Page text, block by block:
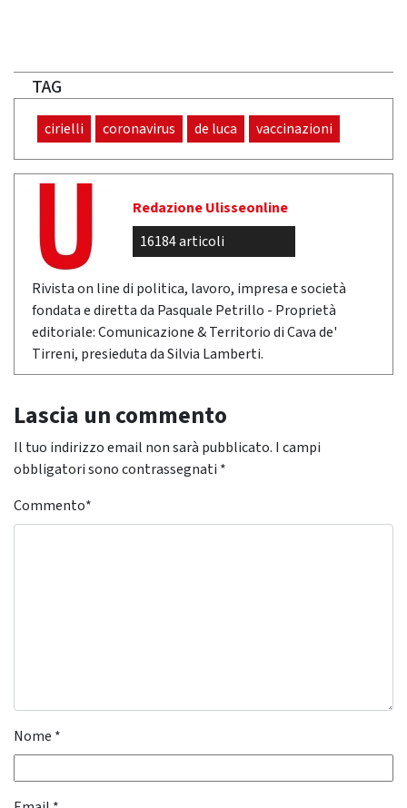
TAG
cirielli coronavirus de luca vaccinazioni
Redazione Ulisseonline
16184 articoli
Rivista on line di politica, lavoro, impresa e società
fondata e diretta da Pasquale Petrillo - Proprietà
editoriale: Comunicazione & Territorio di Cava de'
Tirreni, presieduta da Silvia Lamberti.
Lascia un commento
Il tuo indirizzo email non sarà pubblicato. I campi
obbligatori sono contrassegnati *
Commento*
Nome *